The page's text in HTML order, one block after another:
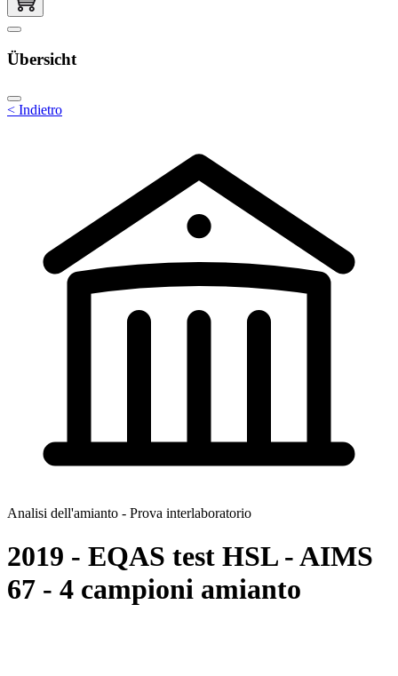
Übersicht
< Indietro
Analisi dell'amianto - Prova interlaboratorio
2019 - EQAS test HSL - AIMS
67 - 4 campioni amianto